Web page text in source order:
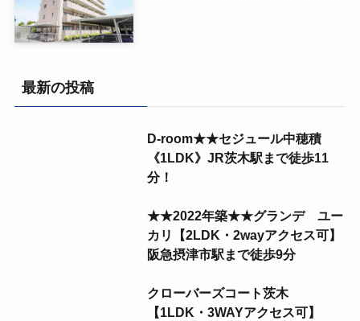
最新の投稿
D-room★★セジュール中穂積
《1LDK》JR茨木駅まで徒歩11
分！
★★2022年築★★グランデ ユー
カリ【2LDK・2wayアクセス可】
阪急摂津市駅まで徒歩9分
クローバーズコート茨木
【1LDK・3WAYアクセス可】